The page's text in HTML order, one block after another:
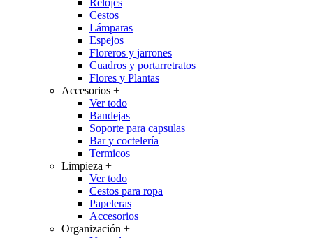
Relojes
Cestos
Lámparas
Espejos
Floreros y jarrones
Cuadros y portarretratos
Flores y Plantas
Accesorios +
Ver todo
Bandejas
Soporte para capsulas
Bar y coctelería
Termicos
Limpieza +
Ver todo
Cestos para ropa
Papeleras
Accesorios
Organización +